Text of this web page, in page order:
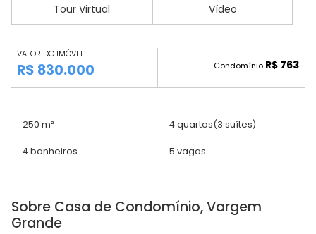
Tour Virtual Vídeo
VALOR DO IMÓVEL
R$ 830.000 Condomínio R$ 763
250 m² 4 quartos(3 suítes)
4 banheiros 5 vagas
Sobre Casa de Condomínio, Vargem
Grande